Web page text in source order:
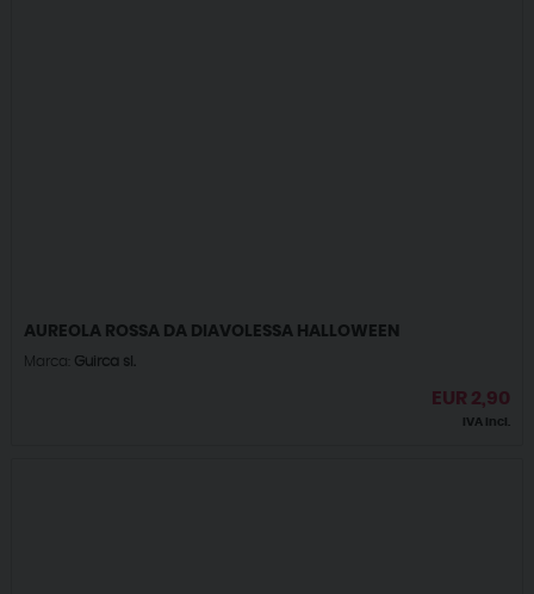
AUREOLA ROSSA DA DIAVOLESSA HALLOWEEN
Marca: Guirca sl.
EUR 2,90
IVA incl.